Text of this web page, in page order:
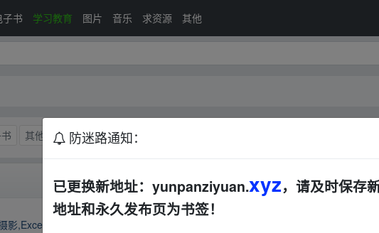
子书 学习教育 图片 音乐 求资源 其他
其他
排序：回帖
影,Excel,雅思真题,中考,心理学,沟通,人脉,情商】
防迷路通知：
已更换新地址：yunpanziyuan.xyz，请及时保存
地址和永久发布页为书签！